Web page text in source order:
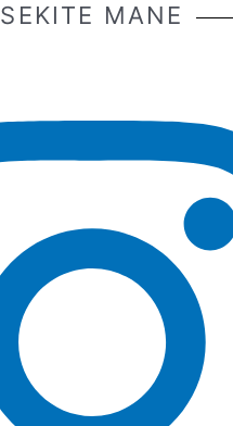
SEKITE MANE